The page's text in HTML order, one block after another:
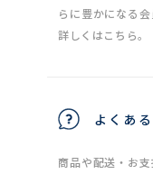
らに豊かになる
詳しくはこちら。
よくあ
商品や配送・お